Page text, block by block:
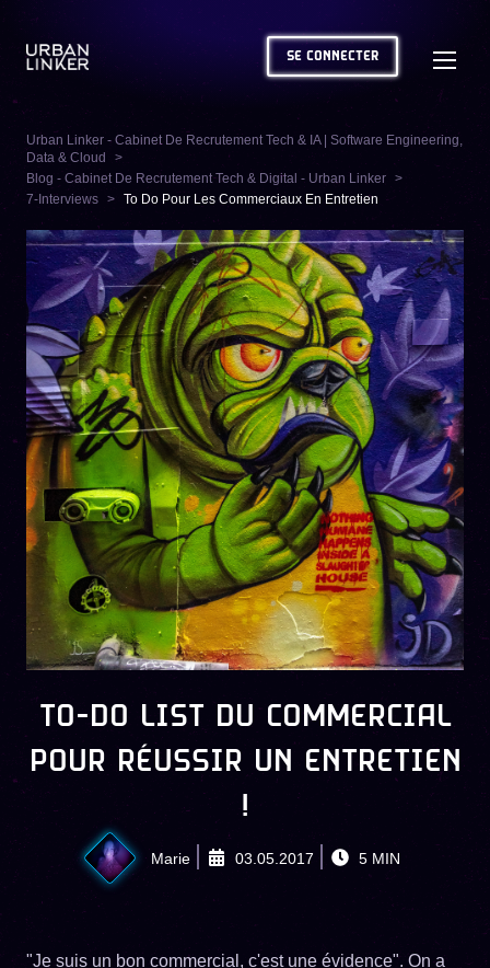
SE CONNECTER
Urban Linker - Cabinet De Recrutement Tech & IA | Software Engineering,
Data & Cloud
Blog - Cabinet De Recrutement Tech & Digital - Urban Linker
7-Interviews
To Do Pour Les Commerciaux En Entretien
TO-DO LIST DU COMMERCIAL
POUR RÉUSSIR UN ENTRETIEN
!
Marie 03.05.2017 5MIN
"Je suis un bon commercial, c'est une évidence". On a